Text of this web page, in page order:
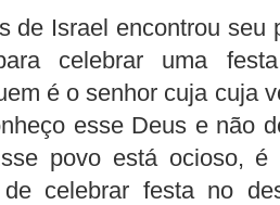
de Israel encontrou seu
celebrar uma
é o senhor cuja cuja
esse Deus e não
povo está ocioso, é
celebrar festa no